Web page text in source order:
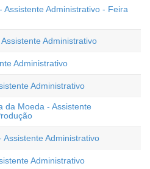
Assistente Administrativo - Feira
Administrativo
Administrativo
Administrativo
da Moeda - Assistente
Assistente Administrativo
Administrativo